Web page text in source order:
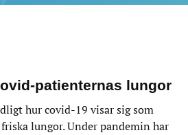
patienternas lungor
hur covid-19 visar sig som
lungor. Under pandemin har